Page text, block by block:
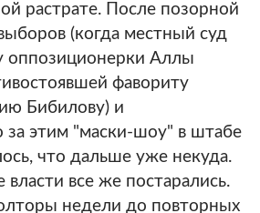
растрате. После позорной
(когда местный суд
оппозиционерки Аллы
фавориту
Бибилову) и
за этим "маски-шоу" в штабе
что дальше уже некуда.
все же постарались.
недели до повторных